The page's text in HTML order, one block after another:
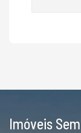
Imóveis